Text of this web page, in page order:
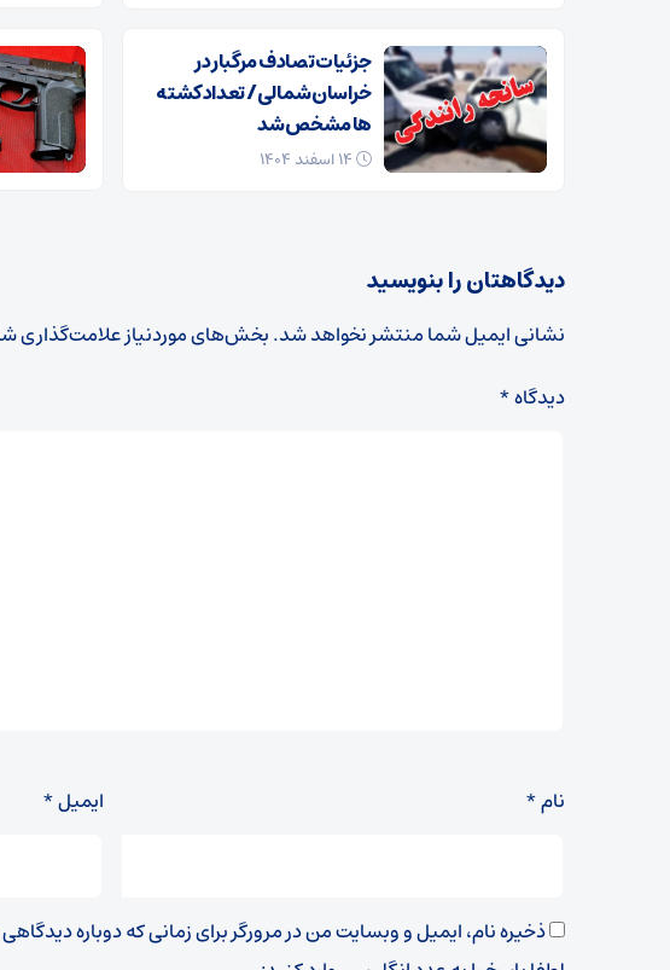
جزئیات تصادف مرگبار در
خراسان‌شمالی/ تعداد کشته
ها مشخص شد
دیدگاهتان را بنویسید
نشانی ایمیل شما منتشر نخواهد شد.بخش‌های موردنیاز علامت‌گذاری
دیدگاه*
نام* ایمیل*
ذخیره نام، ایمیل و وبسایت من در مرورگر برای زمانی که دوباره